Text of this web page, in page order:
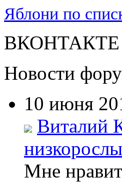
Яблони по
ВКОНТАКТЕ
Новости
10 июня
Виталий
Мне